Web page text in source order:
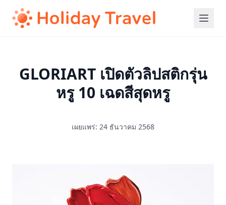
GLORIART เปิดตัวลิปสติกรุ่น
หรู 10 เฉดสีสุดหรู
เผยแพร่: 24 ธันวาคม 2568